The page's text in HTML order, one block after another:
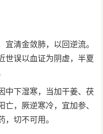
清金敛肺，以回逆流。
世误以血证为阴虚，半夏
中下湿寒，当加干姜、茯
，厥逆寒冷，宜加参、
切不可用。